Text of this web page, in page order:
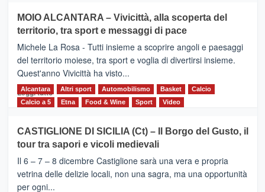
Torna
la
Supermaratona
dell’Etna
MOIO ALCANTARA – Vivicittà, alla scoperta del
territorio, tra sport e messaggi di pace
Michele La Rosa - Tutti insieme a scoprire angoli e paesaggi
del territorio moiese, tra sport e voglia di divertirsi insieme.
Quest'anno Vivicittà ha visto...
Leggi tutto Leggi
MOIO
ALCANTARA
–
Vivicittà,
Alcantara Altri sport Automobilismo Basket
Calcio
Calcio a 5
Etna Food & Wine Sport Video
CASTIGLIONE DI SICILIA (Ct) – Il Borgo del Gusto, il
tour tra sapori e vicoli medievali
Il 6 – 7 – 8 dicembre Castiglione sarà una vera e propria
vetrina delle delizie locali, non una sagra, ma una opportunità
per ogni...